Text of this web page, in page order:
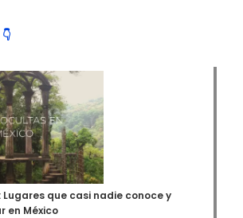
que casi nadie conoce y
en México